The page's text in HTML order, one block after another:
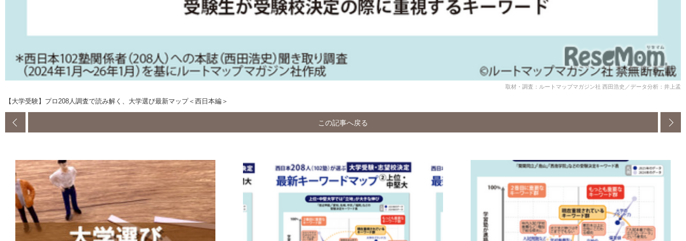
取材・調査：ルートマップマガジン社 西田浩史／データ分析：井上孟
【大学受験】プロ208人調査で読み解く、大学選び最新マップ＜西日本編＞
この記事へ戻る